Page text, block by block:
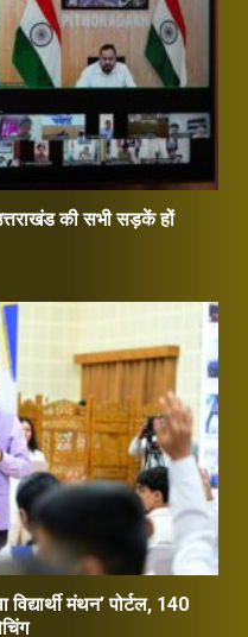
की सभी सड़कें हों
मंथन’ पोर्टल, 140